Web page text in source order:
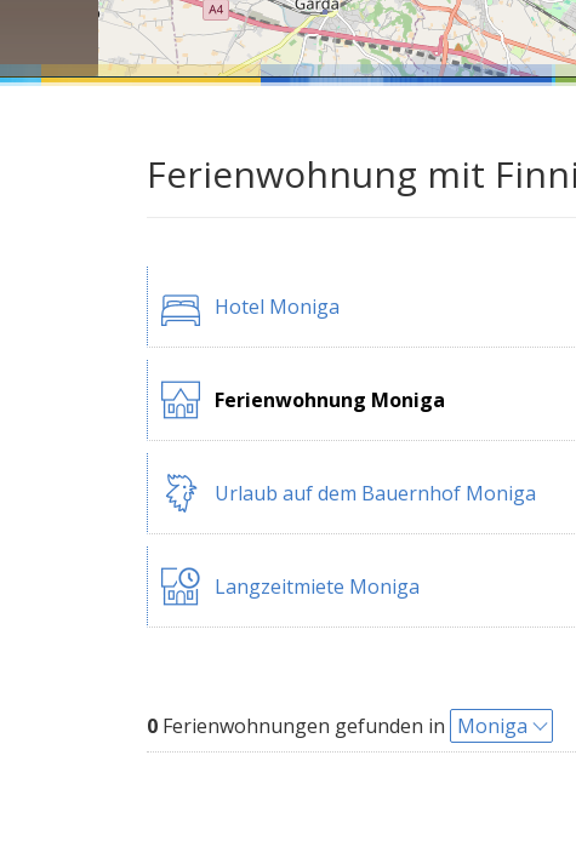
Ferienwohnung mit
Hotel Moniga
Ferienwohnung Moniga
Urlaub auf dem Bauernhof Moniga
Langzeitmiete Moniga
0 Ferienwohnungen gefunden in Moniga